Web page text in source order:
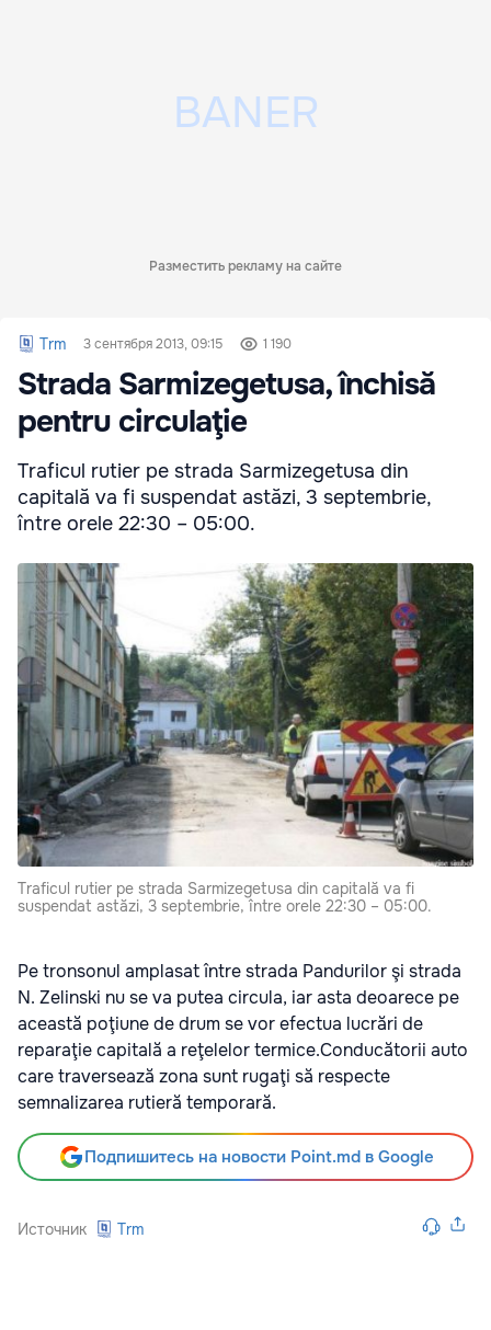
Разместить рекламу на сайте
Trm 3 сентября 2013, 09:15 1 190
Strada Sarmizegetusa, închisă
pentru circulaţie
Traficul rutier pe strada Sarmizegetusa din
capitală va fi suspendat astăzi, 3 septembrie,
între orele 22:30 – 05:00.
Traficul rutier pe strada Sarmizegetusa din capitală va fi
suspendat astăzi, 3 septembrie, între orele 22:30 – 05:00.
Pe tronsonul amplasat între strada Pandurilor şi strada
N. Zelinski nu se va putea circula, iar asta deoarece pe
această poţiune de drum se vor efectua lucrări de
reparaţie capitală a reţelelor termice.Conducătorii auto
care traversează zona sunt rugaţi să respecte
semnalizarea rutieră temporară.
Подпишитесь на новости Point.md в Google
Источник Trm